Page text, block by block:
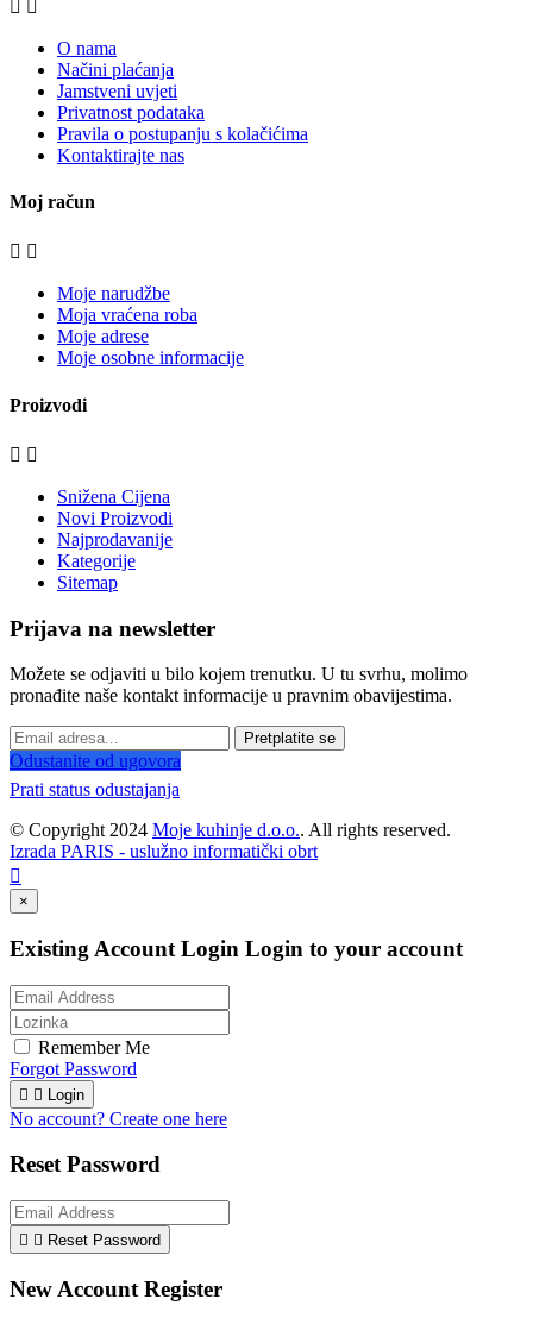
 
O nama
Načini plaćanja
Jamstveni uvjeti
Privatnost podataka
Pravila o postupanju s kolačićima
Kontaktirajte nas
Moj račun
 
Moje narudžbe
Moja vraćena roba
Moje adrese
Moje osobne informacije
Proizvodi
 
Snižena Cijena
Novi Proizvodi
Najprodavanije
Kategorije
Sitemap
Prijava na newsletter
Možete se odjaviti u bilo kojem trenutku. U tu svrhu, molimo
pronađite naše kontakt informacije u pravnim obavijestima.
Pretplatite se
Odustanite od ugovora
Prati status odustajanja
© Copyright 2024 Moje kuhinje d.o.o.. All rights reserved.
Izrada PARIS - uslužno informatički obrt

×
Existing Account Login Login to your account
Remember Me
Forgot Password
  Login
No account? Create one here
Reset Password
  Reset Password
New Account Register